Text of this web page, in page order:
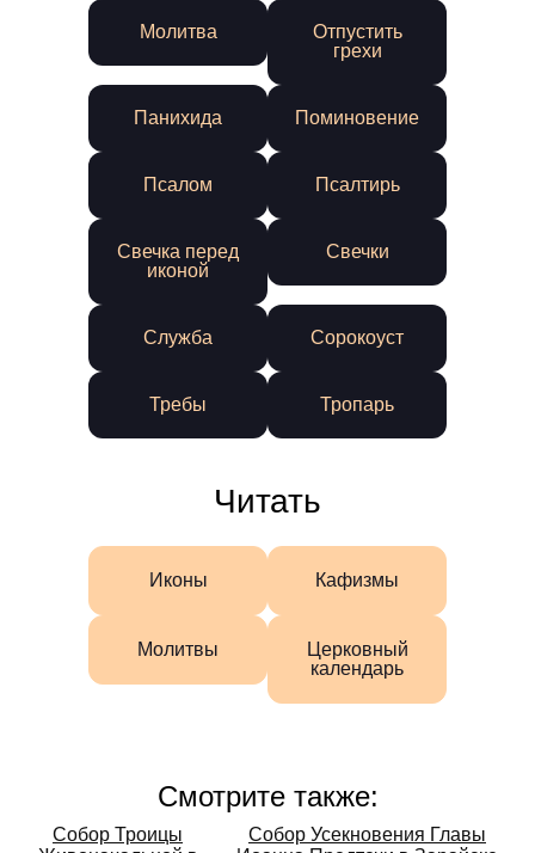
Молитва
Отпустить
грехи
Панихида Поминовение
Псалом Псалтирь
Свечка перед
иконой
Свечки
Служба Сорокоуст
Требы Тропарь
Читать
Иконы Кафизмы
Молитвы
Церковный
календарь
Смотрите также:
Смотрите
Собор Троицы
Собор Усекновения Главы